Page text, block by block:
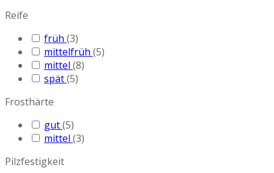
Reife
früh (3)
mittelfrüh (5)
mittel (8)
spät(5)
Frosthärte
gut(5)
mittel (3)
Pilzfestigkeit